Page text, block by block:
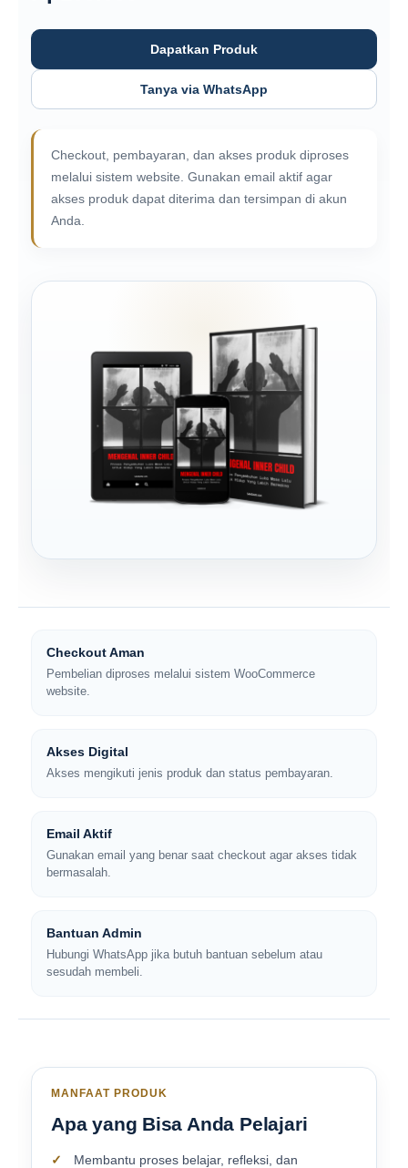
Dapatkan Produk
Tanya via WhatsApp
Checkout, pembayaran, dan akses produk diproses
melalui sistem website. Gunakan email aktif agar
akses produk dapat diterima dan tersimpan di akun
Anda.
Checkout Aman
Pembelian diproses melalui sistem WooCommerce
website.
Akses Digital
Akses mengikuti jenis produk dan status pembayaran.
Email Aktif
Gunakan email yang benar saat checkout agar akses tidak
bermasalah.
Bantuan Admin
Hubungi WhatsApp jika butuh bantuan sebelum atau
sesudah membeli.
MANFAAT PRODUK
Apa yang Bisa Anda Pelajari
Membantu proses belajar, refleksi, dan